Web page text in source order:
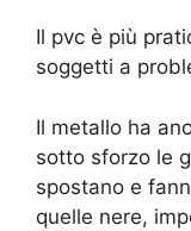
Il pvc è più
soggetti a
Il metallo ha
sotto sforzo le
spostano e
quelle nere,